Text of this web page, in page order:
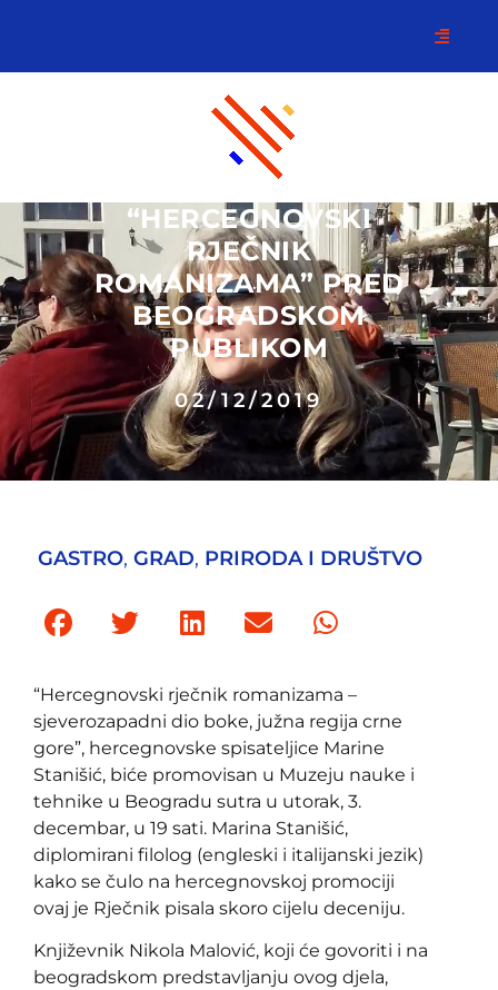
“HERCEGNOVSKI
RJEČNIK
ROMANIZAMA” PRED
BEOGRADSKOM
PUBLIKOM
02/12/2019
GASTRO, GRAD, PRIRODA I DRUŠTVO
“Hercegnovski rječnik romanizama –
sjeverozapadni dio boke, južna regija crne
gore”, hercegnovske spisateljice Marine
Stanišić, biće promovisan u Muzeju nauke i
tehnike u Beogradu sutra u utorak, 3.
decembar, u 19 sati. Marina Stanišić,
diplomirani filolog (engleski i italijanski jezik)
kako se čulo na hercegnovskoj promociji
ovaj je Rječnik pisala skoro cijelu deceniju.
Književnik Nikola Malović, koji će govoriti i na
beogradskom predstavljanju ovog djela,